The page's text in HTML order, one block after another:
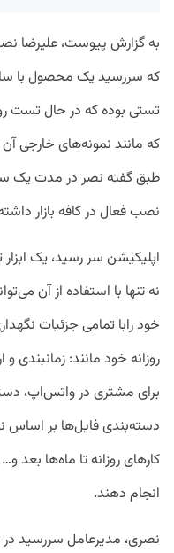
به گزارش پیوست، علیرضا
که سررسید یک محصول با
تستی بوده که در حال تست
که مانند نمونه‌های خارجی
نصب فعال در کافه بازار
اپلیکیشن سر رسید، یک
نه تنها با استفاده از آن
خود رابا تمامی جزئیات
روزانه خود مانند: زمانبندی
برای مشتری در واتس‌اپ،
دسته‌بندی فایل‌ها بر اساس
کارهای روزانه تا ماه‌ها بعد
انجام دهند.
نصری، مدیرعامل سررسید